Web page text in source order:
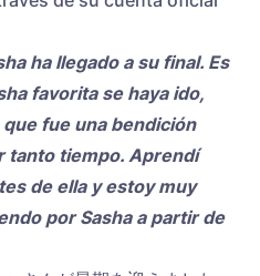
ha llegado a su final. Es
favorita se haya ido,
fue una bendición
tanto tiempo. Aprendí
de ella y estoy muy
por Sasha a partir de